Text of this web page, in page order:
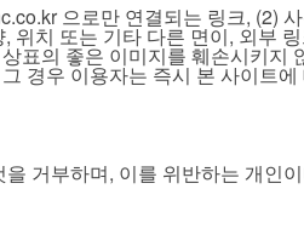
으로만 연결되는 링크, (2)
치 또는 기타 다른 면이, 외부
표의 좋은 이미지를 훼손시키지
경우 이용자는 즉시 본 사이트
거부하며, 이를 위반하는 개인